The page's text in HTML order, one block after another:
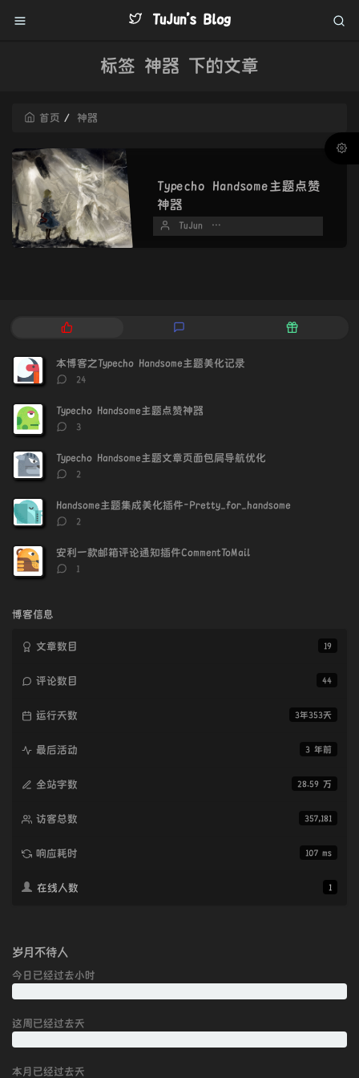
TuJun's Blog
标签 神器 下的文章
首页 神器
Typecho Handsome主题点赞
神器
TuJun
热
文
章
评
随
本博客之Typecho Handsome主题美化记录
评
数：
24
Typecho Handsome主题点赞神器
评
数：
3
Typecho Handsome主题文章页面包屑导航优化
评
数：
2
Handsome主题集成美化插件-Pretty_for_handsome
评
数：
2
安利一款邮箱评论通知插件CommentToMail
评1
博客信息
19
文章数目
44
评论数目
3年353天
运行天数
3 年前
最后活动
28.59 万
全站字数
357,181
访客总数
107 ms
响应耗时
1
在线人数
岁月不待人
今日已经过去小时
这周已经过去天
本月已经过去天